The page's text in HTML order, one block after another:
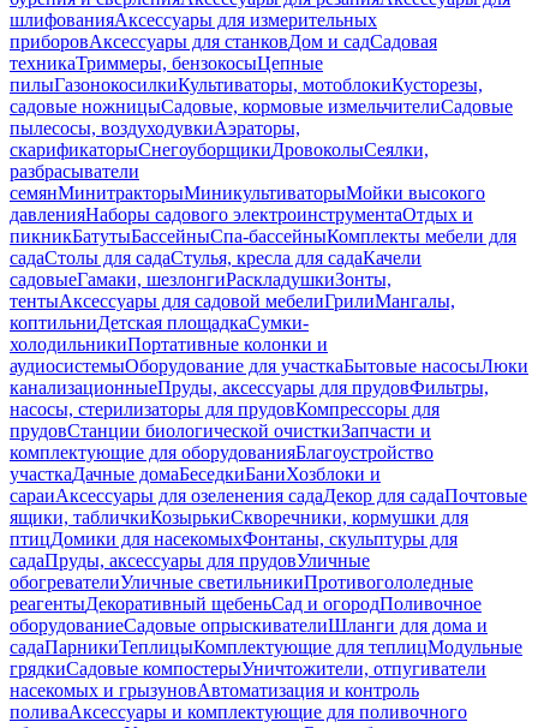
шлифованияАксессуары для измерительных
приборовАксессуары для станковДом и садСадовая
техникаТриммеры, бензокосыЦепные
пилыГазонокосилкиКультиваторы, мотоблокиКусторезы,
садовые ножницыСадовые, кормовые измельчителиСадовые
пылесосы, воздуходувкиАэраторы,
скарификаторыСнегоуборщикиДровоколыСеялки,
разбрасыватели
семянМинитракторыМиникультиваторыМойки высокого
давленияНаборы садового электроинструментаОтдых и
пикникБатутыБассейныСпа-бассейныКомплекты мебели для
садаСтолы для садаСтулья, кресла для садаКачели
садовыеГамаки, шезлонгиРаскладушкиЗонты,
тентыАксессуары для садовой мебелиГрилиМангалы,
коптильниДетская площадкаСумки-
холодильникиПортативные колонки и
аудиосистемыОборудование для участкаБытовые насосыЛюки
канализационныеПруды, аксессуары для прудовФильтры,
насосы, стерилизаторы для прудовКомпрессоры для
прудовСтанции биологической очисткиЗапчасти и
комплектующие для оборудованияБлагоустройство
участкаДачные домаБеседкиБаниХозблоки и
сараиАксессуары для озеленения садаДекор для садаПочтовые
ящики, табличкиКозырькиСкворечники, кормушки для
птицДомики для насекомыхФонтаны, скульптуры для
садаПруды, аксессуары для прудовУличные
обогревателиУличные светильникиПротивогололедные
реагентыДекоративный щебеньСад и огородПоливочное
оборудованиеСадовые опрыскивателиШланги для дома и
садаПарникиТеплицыКомплектующие для теплицМодульные
грядкиСадовые компостерыУничтожители, отпугиватели
насекомых и грызуновАвтоматизация и контроль
поливаАксессуары и комплектующие для поливочного